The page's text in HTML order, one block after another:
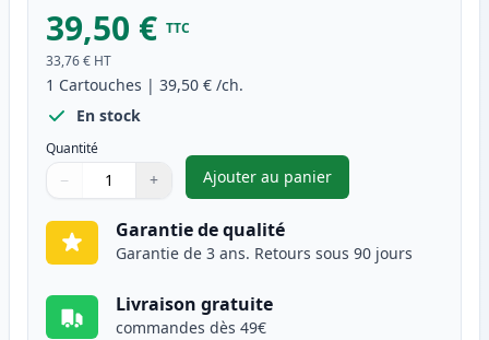
39,50 € TTC
33,76 € HT
1 Cartouches | 39,50 € /ch.
En stock
Quantité
Quantité
Utilisez les boutons pour ajuster
− +
Quantité
Ajouter au panier
,Brother TN326BK
Garantie de qualité
Garantie de 3 ans. Retours sous 90 jours
Livraison gratuite
commandes dès 49€